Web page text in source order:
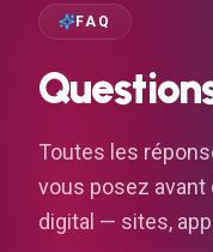
FAQ
Toutes les
vous posez
digital — sites,